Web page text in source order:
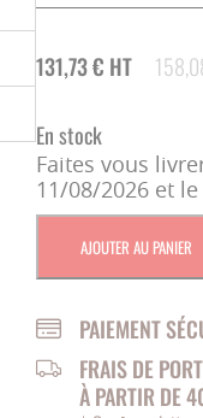
131,73€ HT
En stock
Faites vous
11/08/2026 et
AJOUTER AU PANIER
PAIEMENT
FRAIS DE
À PARTIR DE